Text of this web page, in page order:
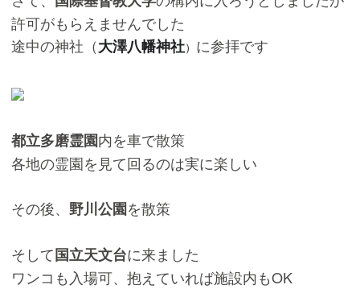
許可がもらえませんでした
途中の神社（大澤八幡神社） に参拝です
都立多磨霊園内を車で散策
各地の霊園を見て回るのは実に楽しい
その後、 野川公園を散策
そして国立天文台に来ました
ワンコも入場可、抱えていれば施設内もOK